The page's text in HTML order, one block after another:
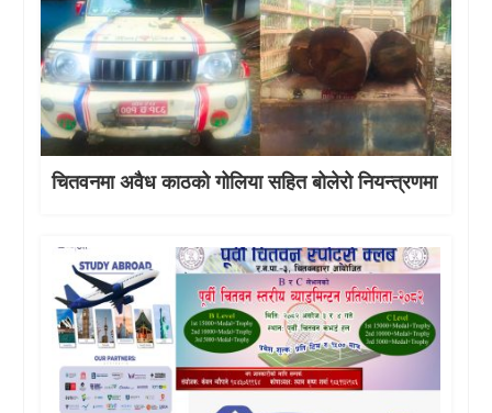
चितवनमा अवैध काठको गोलिया सहित बोलेरो नियन्त्रणमा